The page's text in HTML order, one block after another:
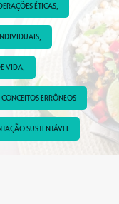
ÉTICAS,
VIDA,
ERRÔNEOS
SUSTENTÁVEL